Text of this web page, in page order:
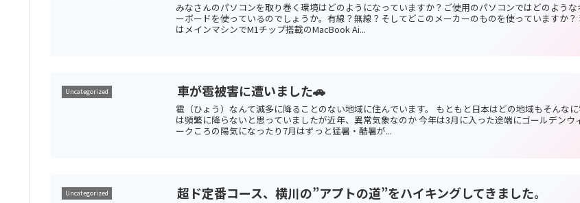
みなさんのパソコンを取り巻く環境はどのようになっていますか？ご使用のパソコンではどのような
ーボードを使っているのでしょうか。有線？無線？そしてどこのメーカーのものを使っていますか？
はメインマシンでM1チップ搭載のMacBook Ai...
Uncategorized 車が雹被害に遭いました🚗
雹（ひょう）なんて滅多に降ることのない地域に住んでいます。 もともと日本はどの地域もそんな
は頻繁に降らないと思っていましたが近年、異常気象なのか 今年は3月に入った途端にゴールデンウ
ークころの陽気になったり7月はずっと猛暑・酷暑が...
Uncategorized 超ド定番コース、横川の”アプトの道”をハイキングしてきました。